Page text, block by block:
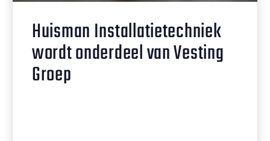
Huisman Installatietechniek
wordt onderdeel van Vesting
Groep